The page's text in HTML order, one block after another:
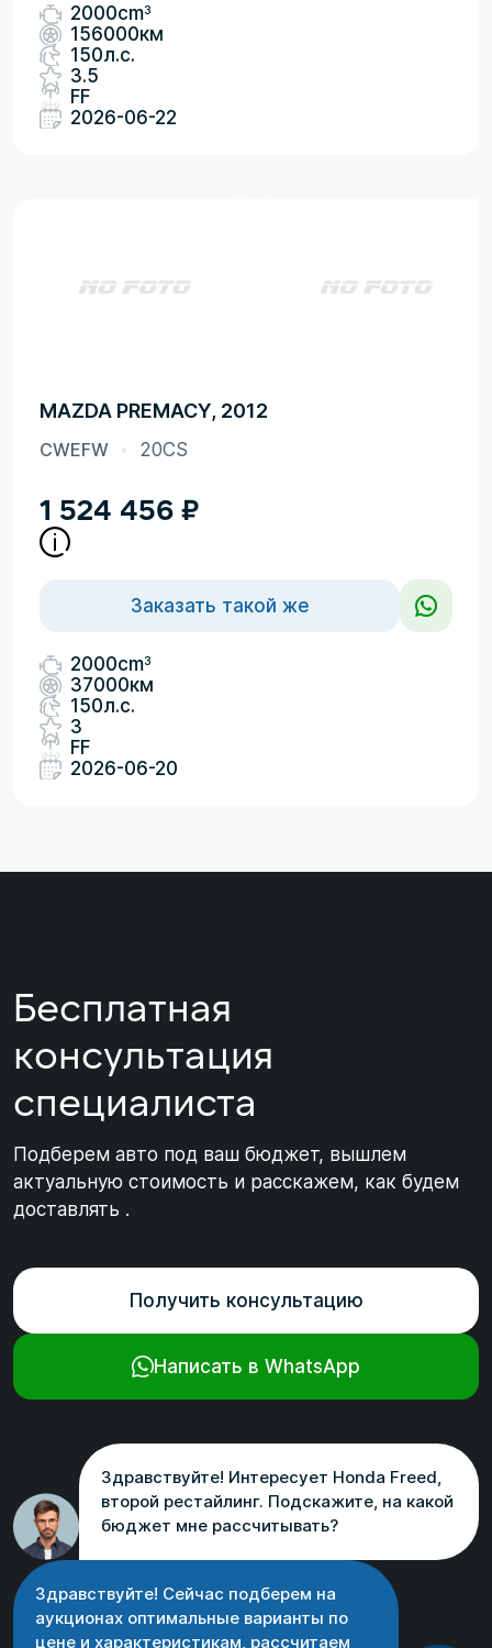
2000cm3
156000км
150л.с.
3.5
FF
2026-06-22
MAZDA PREMACY, 2012
CWEFW 20CS
1 524 456 ₽
Заказать такой же
2000cm3
37000км
150л.с.
3
FF
2026-06-20
Бесплатная
консультация
специалиста
Подберем авто под ваш бюджет, вышлем
актуальную стоимость и расскажем, как будем
доставлять .
Получить консультацию
Написать в WhatsApp
Здравствуйте! Интересует Honda Freed,
второй рестайлинг. Подскажите, на какой
бюджет мне рассчитывать?
Здравствуйте! Сейчас подберем на
аукционах оптимальные варианты по
цене и характеристикам, рассчитаем